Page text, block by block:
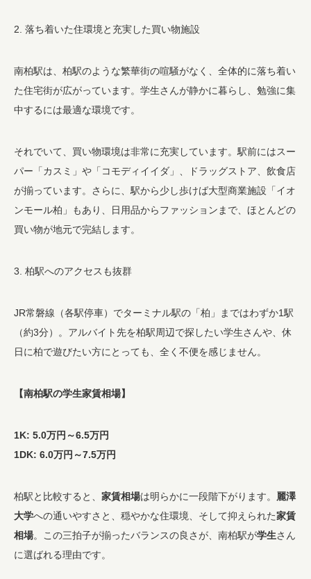
2. 落ち着いた住環境と充実した買い物施設
南柏駅は、柏駅のような繁華街の喧騒がなく、全体的に落ち着い
た住宅街が広がっています。学生さんが静かに暮らし、勉強に集
中するには最適な環境です。
それでいて、買い物環境は非常に充実しています。駅前にはスー
パー「カスミ」や「コモディイイダ」、ドラッグストア、飲食店
が揃っています。さらに、駅から少し歩けば大型商業施設「イオ
ンモール柏」もあり、日用品からファッションまで、ほとんどの
買い物が地元で完結します。
3. 柏駅へのアクセスも抜群
JR常磐線（各駅停車）でターミナル駅の「柏」まではわずか1駅
（約3分）。アルバイト先を柏駅周辺で探したい学生さんや、休
日に柏で遊びたい方にとっても、全く不便を感じません。
【南柏駅の学生家賃相場】
1K: 5.0万円～6.5万円
1DK: 6.0万円～7.5万円
柏駅と比較すると、 家賃相場は明らかに一段階下がります。 麗澤
大学への通いやすさと、穏やかな住環境、そして抑えられた家賃
相場。この三拍子が揃ったバランスの良さが、南柏駅が学生さん
に選ばれる理由です。